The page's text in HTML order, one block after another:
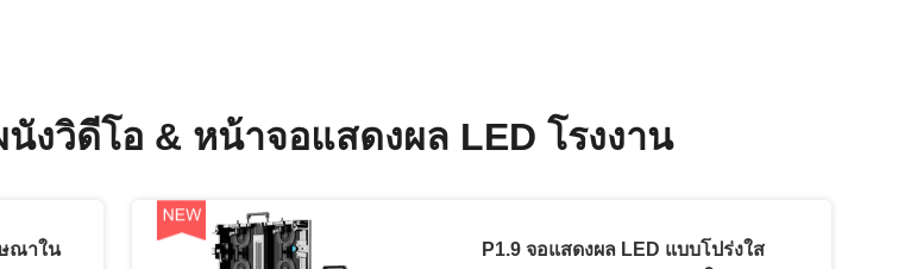
งวิดีโอ & หน้าจอแสดงผล LED โรงงาน
ณาใน
P1.9 จอแสดงผล LED แบบโปร่งใส